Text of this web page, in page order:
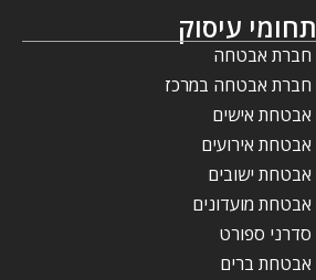
תחומי עיסוק
חברת אבטחה
חברת אבטחה במרכז
אבטחת אישים
אבטחת אירועים
אבטחת ישובים
אבטחת מועדונים
סדרני ספורט
אבטחת ברים